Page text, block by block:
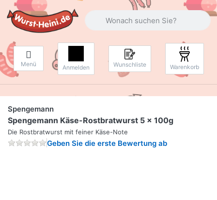
Geben Sie einen Suchbegriff ein.
Menü Anmelden Wunschliste Warenkorb
Spengemann
Spengemann Käse-Rostbratwurst 5 x 100g
Die Rostbratwurst mit feiner Käse-Note
Geben Sie die erste Bewertung ab